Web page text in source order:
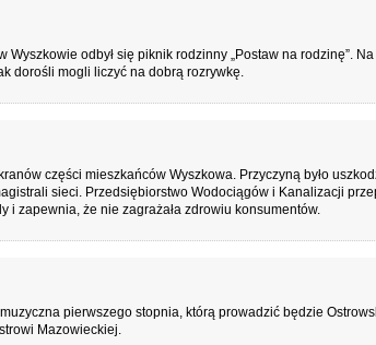
odbył się piknik rodzinny „Postaw na rodzinę”. Na
dorośli mogli liczyć na dobrą rozrywkę.
części mieszkańców Wyszkowa. Przyczyną było
sieci. Przedsiębiorstwo Wodociągów i Kanalizacji
zapewnia, że nie zagrażała zdrowiu konsumentów.
pierwszego stopnia, którą prowadzić będzie
Mazowieckiej.